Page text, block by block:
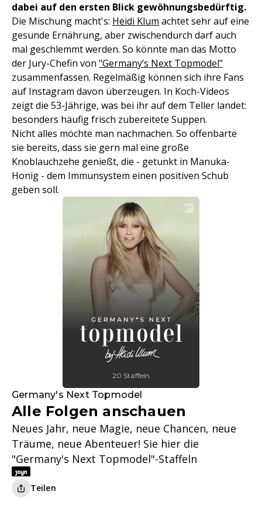
dabei auf den ersten Blick gewöhnungsbedürftig.
Die Mischung macht's: Heidi Klum achtet sehr auf eine
gesunde Ernährung, aber zwischendurch darf auch
mal geschlemmt werden. So könnte man das Motto
der Jury-Chefin von "Germany’s Next Topmodel"
zusammenfassen. Regelmäßig können sich ihre Fans
auf Instagram davon überzeugen. In Koch-Videos
zeigt die 53-Jährige, was bei ihr auf dem Teller landet:
besonders häufig frisch zubereitete Suppen.
Nicht alles möchte man nachmachen. So offenbarte
sie bereits, dass sie gern mal eine große
Knoblauchzehe genießt, die - getunkt in Manuka-
Honig - dem Immunsystem einen positiven Schub
geben soll.
20 Staffeln
Germany's Next Topmodel
Alle Folgen anschauen
Neues Jahr, neue Magie, neue Chancen, neue
Träume, neue Abenteuer! Sie hier die
"Germany's Next Topmodel"-Staffeln
Teilen